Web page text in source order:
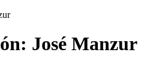
José Manzur